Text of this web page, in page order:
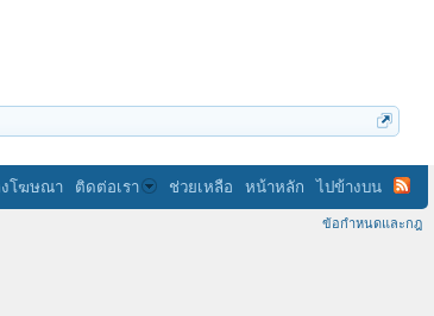
งโฆษณา ติดต่อเรา ช่วยเหลือ หน้าหลัก ไปข้างบน
ข้อกำหนดและกฎ